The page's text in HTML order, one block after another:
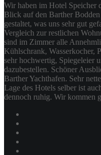
Wir haben im Hotel Speicher
Blick auf den Barther
gestaltet, was uns sehr gut
Vergleich zur restlichen
sind im Zimmer alle
Kühlschrank, Wasserkocher,
sehr hochwertig, Spiegeleier
dazubestellen. Schöner
Barther Yachthafen. Sehr
Lage des Hotels selber ist
dennoch ruhig. Wir kommen